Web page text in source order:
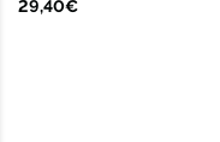
29,40€